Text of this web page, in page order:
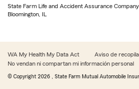
State Farm Life and Accident Assurance
Bloomington, IL
WA My Health My Data Act
Aviso de
No vendan ni compartan mi información personal
© Copyright 2026 , State Farm Mutual Automobile